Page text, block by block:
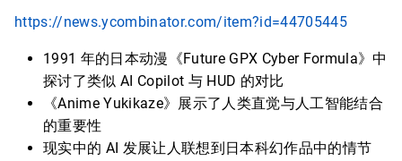
https://news.ycombinator.com/item?id=44705445
1991 年的日本动漫《Future GPX Cyber Formula》中
探讨了类似 AI Copilot 与 HUD 的对比
《Anime Yukikaze》展示了人类直觉与人工智能结合
的重要性
现实中的 AI 发展让人联想到日本科幻作品中的情节